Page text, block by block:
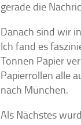
gerade die
Danach sind wir
Ich fand es
Tonnen Papier
Papierrollen alle
nach München.
Als Nächstes